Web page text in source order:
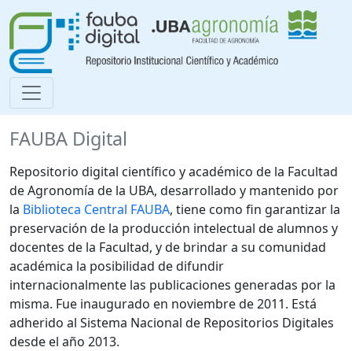
FAUBA Digital
Repositorio digital científico y académico de la Facultad
de Agronomía de la UBA, desarrollado y mantenido por
la Biblioteca Central FAUBA, tiene como fin garantizar la
preservación de la producción intelectual de alumnos y
docentes de la Facultad, y de brindar a su comunidad
académica la posibilidad de difundir
internacionalmente las publicaciones generadas por la
misma. Fue inaugurado en noviembre de 2011. Está
adherido al Sistema Nacional de Repositorios Digitales
desde el año 2013.